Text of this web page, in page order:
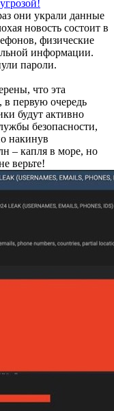
они украли данные
новость состоит в
физические
информации.
пароли.
что эта
в первую очередь
будут активно
безопасности,
накинув
– капля в море, но
верьте!